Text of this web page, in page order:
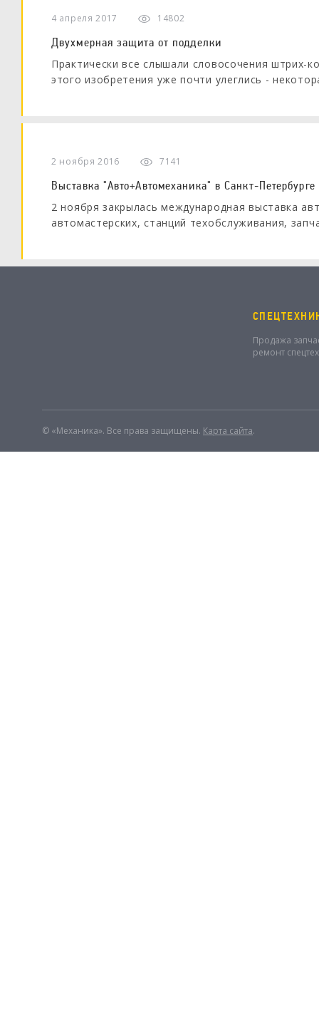
4 апреля 2017 14802
Двухмерная защита от подделки
Практически все слышали словосочения штрих-
этого изобретения уже почти улеглись -
2 ноября 2016 7141
Выставка "Авто+Автомеханика" в Санкт-Петербурге
2 ноября закрылась международная выставка
автомастерских, станций техобслуживания,
Продажа
ремонт
© «Механика». Все права защищены. Карта сайта.